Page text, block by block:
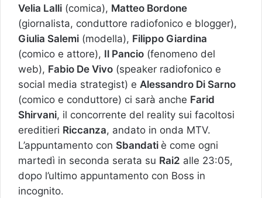
Velia Lalli (comica), Matteo Bordone
(giornalista, conduttore radiofonico e blogger),
Giulia Salemi (modella), Filippo Giardina
(comico e attore), Il Pancio (fenomeno del
web), Fabio De Vivo (speaker radiofonico e
social media strategist) e Alessandro Di Sarno
(comico e conduttore) ci sarà anche Farid
Shirvani, il concorrente del reality sui facoltosi
ereditieri Riccanza, andato in onda MTV.
L’appuntamento con Sbandati è come ogni
martedì in seconda serata su Rai2 alle 23:05,
dopo l’ultimo appuntamento con Boss in
incognito.